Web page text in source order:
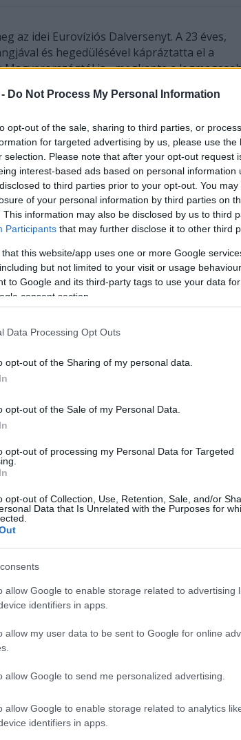
Do Not Process My Personal Information
opt-out of the sale, sharing to third parties, or
for targeted advertising by us, please use the
selection. Please note that after your opt-out request
interest-based ads based on personal information
to third parties prior to your opt-out. You
of your personal information by third parties on
This information may also be disclosed by us to third
Participants that may further disclose it to other third
that this website/app uses one or more Google
but not limited to your visit or usage
to Google and its third-party tags to use your data
consent section.
Data Processing Opt Outs
opt-out of the Sharing of my personal data.
opt-out of the Sale of my Personal Data.
opt-out of processing my Personal Data for Targeted
opt-out of Collection, Use, Retention, Sale, and/or
Data that Is Unrelated with the Purposes for
allow Google to enable storage related to advertising
identifiers in apps.
allow my user data to be sent to Google for online
allow Google to send me personalized advertising.
allow Google to enable storage related to analytics
identifiers in apps.
az idei Eurovíziós Dalversenyt. A 23 éves,
és hegedülésével kápráztatta el a
is - megkapta a
győzelmének titka a hegedűszóban
387 pontot kapott, messze megelőzve a
illetve a harmadik helyen 207 ponttal
dalát.
Minszkben született, négyéves volt,
Oslo mellett nőtt fel. Szülei zenészek, ezért
hegedülni és zongorázni, dalokat
tehetségkutató versenyeken, s az egyiken
fellépett Pinchas Zukermann világhírű
de színházban is szerepelt.
az Eurovíziós Dalversenyt, amelyet 54-